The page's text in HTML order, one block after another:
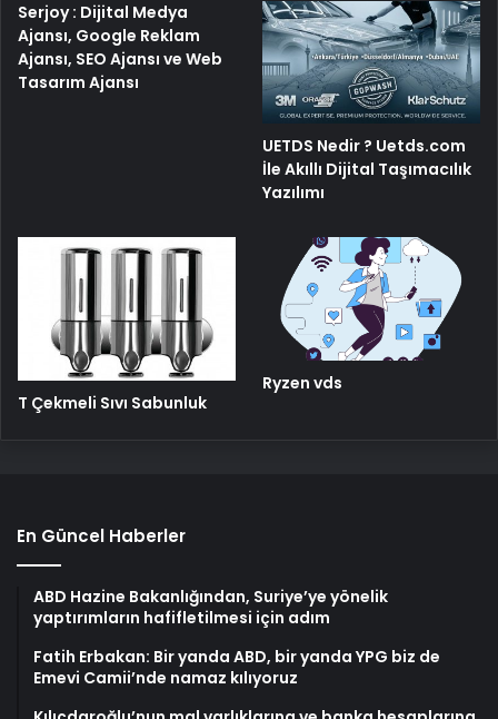
Serjoy : Dijital Medya
Ajansı, Google Reklam
Ajansı, SEO Ajansı ve Web
Tasarım Ajansı
UETDS Nedir ? Uetds.com
İle Akıllı Dijital Taşımacılık
Yazılımı
T Çekmeli Sıvı Sabunluk
Ryzen vds
En Güncel Haberler
ABD Hazine Bakanlığından, Suriye’ye yönelik
yaptırımların hafifletilmesi için adım
Fatih Erbakan: Bir yanda ABD, bir yanda YPG biz de
Emevi Camii’nde namaz kılıyoruz